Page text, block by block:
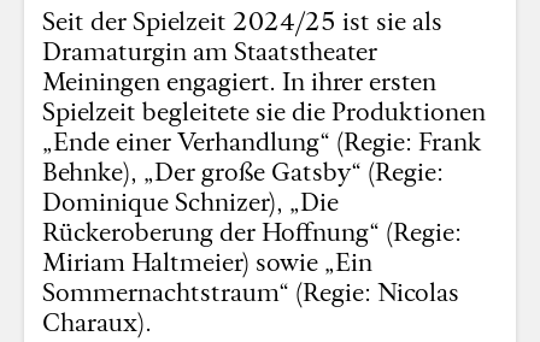
Seit der Spielzeit 2024/25 ist sie als
Dramaturgin am Staatstheater
Meiningen engagiert. In ihrer ersten
Spielzeit begleitete sie die Produktionen
„Ende einer Verhandlung“ (Regie: Frank
Behnke), „Der große Gatsby“ (Regie:
Dominique Schnizer), „Die
Rückeroberung der Hoffnung“ (Regie:
Miriam Haltmeier) sowie „Ein
Sommernachtstraum“ (Regie: Nicolas
Charaux).